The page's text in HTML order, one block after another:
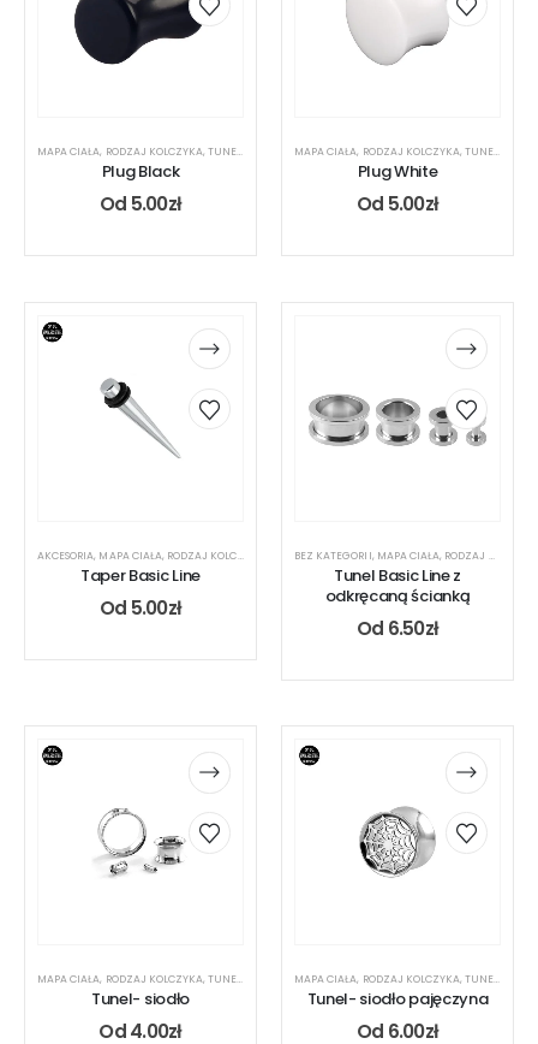
MAPA CIAŁA, RODZAJ KOLCZYKA,TUNEL ,
Plug Black
Od 5.00zł
MAPA CIAŁA, RODZAJ KOLCZYKA,TUNEL ,
Plug White
Od 5.00zł
AKCESORIA, MAPA CIAŁA, RODZAJ KOLCZYKA TUNEL,UCHO
Taper Basic Line
Od 5.00zł
BEZ KATEGORII, MAPA CIAŁA, RODZAJ KOLCZYKA
Tunel Basic Line z
odkręcaną ścianką
Od 6.50zł
MAPA CIAŁA, RODZAJ KOLCZYKA,TUNEL ,
Tunel- siodło
Od4.00zł
MAPA CIAŁA, RODZAJ KOLCZYKA,TUNEL ,
Tunel- siodło pajęczyna
Od 6.00zł